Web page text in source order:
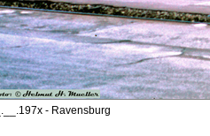
- Ravensburg